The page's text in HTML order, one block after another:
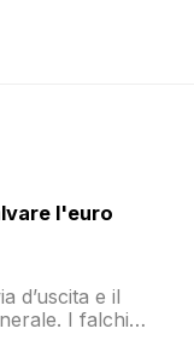
l'euro
d’uscita e il
I falchi